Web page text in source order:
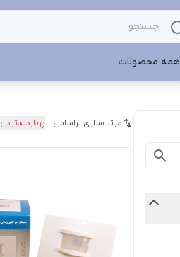
همه محصولات
مرتب‌سازی براساس: پربازدیدترین